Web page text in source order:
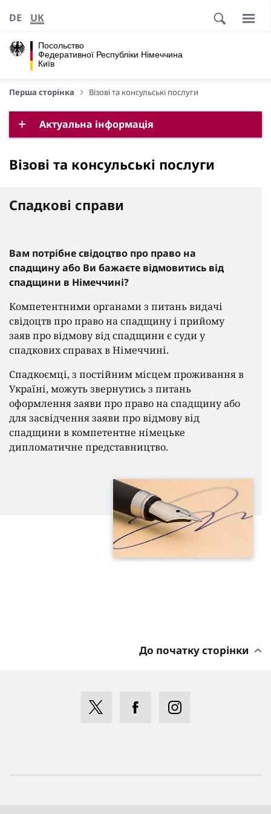
Посольство
Федеративної Республіки Німеччина
Київ
DE UK
Перша сторінка Візові та консульські послуги
Актуальна інформація
Візові та консульські послуги
Спадкові справи
Вам потрібне свідоцтво про право на
спадщину або Ви бажаєте відмовитись від
спадщини в Німеччині?
Компетентними органами з питань видачі
свідоцтв про право на спадщину і прийому
заяв про відмову від спадщини є суди у
спадкових справах в Німеччині.
Спадкоємці, з постійним місцем проживання в
Україні, можуть звернутись з питань
оформлення заяви про право на спадщину або
для засвідчення заяви про відмову від
спадщини в компетентне німецьке
дипломатичне представництво.
До початку сторінки